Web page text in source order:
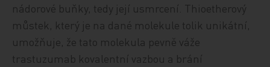
nádorové buňky, tedy její usmrcení. Thioetherový
můstek, který je na dané molekule tolik unikátní,
umožňuje, že tato molekula pevně váže
trastuzumab kovalentní vazbou a brání